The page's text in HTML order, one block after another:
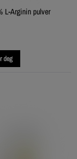
L-Arginin pulver
deg